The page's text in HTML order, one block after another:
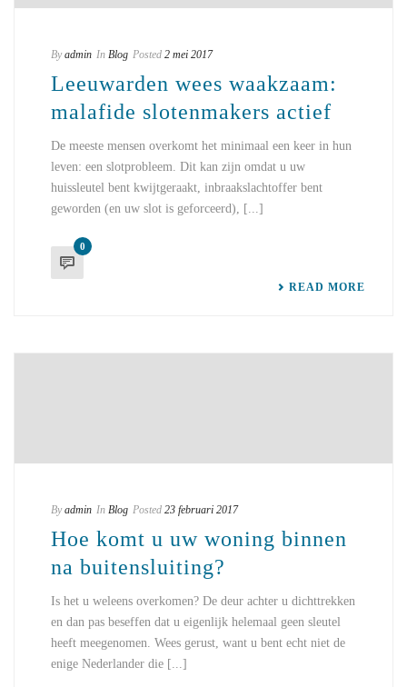
By admin In Blog Posted 2 mei 2017
Leeuwarden wees waakzaam:
malafide slotenmakers actief
De meeste mensen overkomt het minimaal een keer in hun
leven: een slotprobleem. Dit kan zijn omdat u uw
huissleutel bent kwijtgeraakt, inbraakslachtoffer bent
geworden (en uw slot is geforceerd), [...]
0
READ MORE
By admin In Blog Posted 23 februari 2017
Hoe komt u uw woning binnen
na buitensluiting?
Is het u weleens overkomen? De deur achter u dichttrekken
en dan pas beseffen dat u eigenlijk helemaal geen sleutel
heeft meegenomen. Wees gerust, want u bent echt niet de
enige Nederlander die [...]